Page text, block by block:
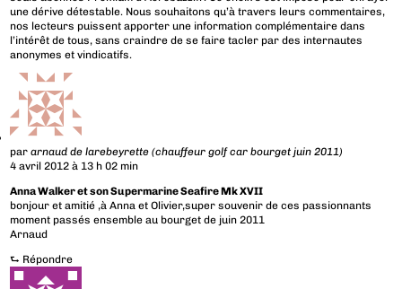
une dérive détestable. Nous souhaitons qu’à travers leurs commentaires,
nos lecteurs puissent apporter une information complémentaire dans
l’intérêt de tous, sans craindre de se faire tacler par des internautes
anonymes et vindicatifs.
pararnaud de larebeyrette (chauffeur golf car bourget juin 2011)
4 avril 2012 à 13 h 02 min
Anna Walker et son Supermarine Seafire Mk XVII
bonjour et amitié ,à Anna et Olivier,super souvenir de ces passionnants
moment passés ensemble au bourget de juin 2011
Arnaud
⮑ Répondre